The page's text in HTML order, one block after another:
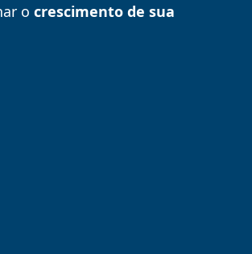
o crescimento de sua